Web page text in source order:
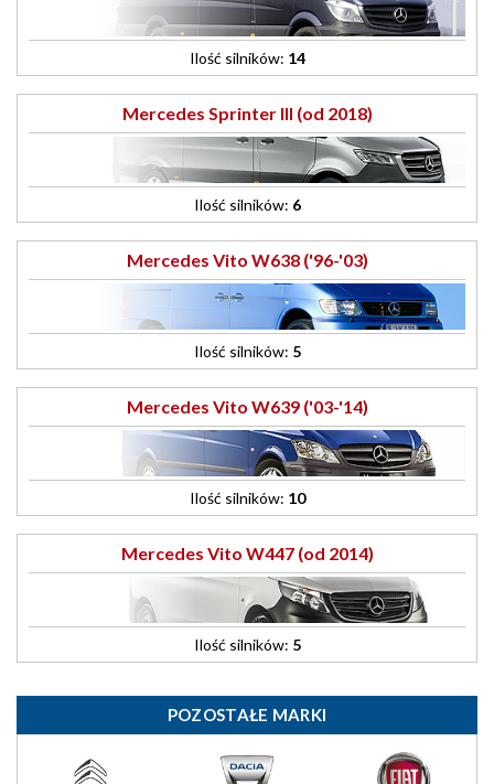
Ilość silników: 14
Mercedes Sprinter III (od 2018)
Ilość silników: 6
Mercedes Vito W638 ('96-'03)
Ilość silników: 5
Mercedes Vito W639 ('03-'14)
Ilość silników: 10
Mercedes Vito W447 (od 2014)
Ilość silników: 5
POZOSTAŁE MARKI